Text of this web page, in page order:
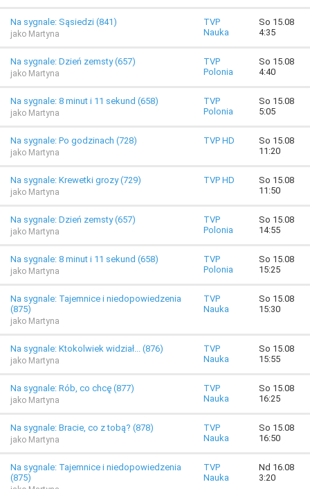
Na sygnale: Sąsiedzi (841)
jako Martyna
TVP
Nauka
So 15.08
4:35
Na sygnale: Dzień zemsty (657)
jako Martyna
TVP
Polonia
So 15.08
4:40
Na sygnale: 8 minut i 11 sekund (658)
jako Martyna
TVP
Polonia
So 15.08
5:05
Na sygnale: Po godzinach (728)
jako Martyna
TVP HD
So 15.08
11:20
Na sygnale: Krewetki grozy (729)
jako Martyna
TVP HD
So 15.08
11:50
Na sygnale: Dzień zemsty (657)
jako Martyna
TVP
Polonia
So 15.08
14:55
Na sygnale: 8 minut i 11 sekund (658)
jako Martyna
TVP
Polonia
So 15.08
15:25
Na sygnale: Tajemnice i niedopowiedzenia
(875)
jako Martyna
TVP
Nauka
So 15.08
15:30
Na sygnale: Ktokolwiek widział... (876)
jako Martyna
TVP
Nauka
So 15.08
15:55
Na sygnale: Rób, co chcę (877)
jako Martyna
TVP
Nauka
So 15.08
16:25
Na sygnale: Bracie, co z tobą? (878)
jako Martyna
TVP
Nauka
So 15.08
16:50
Na sygnale: Tajemnice i niedopowiedzenia
(875)
TVP
Nauka
Nd 16.08
3:20